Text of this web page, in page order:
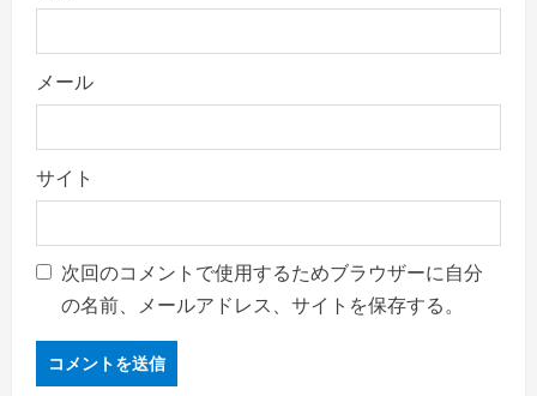
メール
サイト
次回のコメントで使用するためブラウザーに自分
の名前、メールアドレス、サイトを保存する。